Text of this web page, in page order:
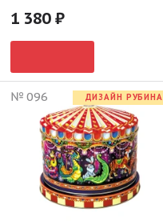
1 380
№ 096 ДИЗАЙН РУБИНА